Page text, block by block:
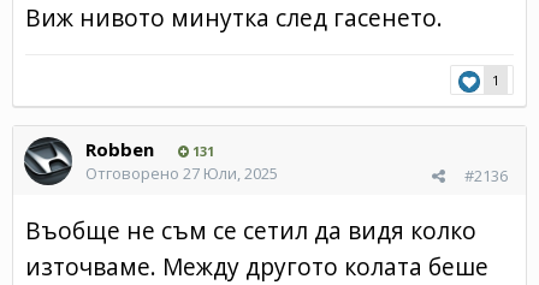
Виж нивото минутка след гасенето.
1
Robben 131
#2136
Отговорено 27 Юли, 2025
Въобще не съм се сетил да видя колко
източваме. Между другото колата беше